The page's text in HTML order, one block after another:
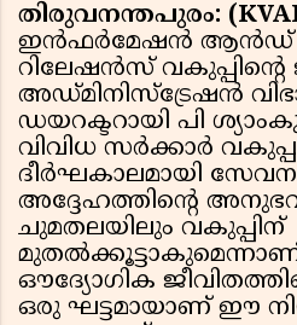
തിരുവനന്തപുരം:
ഇൻഫർമേഷൻ ആൻഡ്
റിലേഷൻസ്
അഡ്മിനിസ്ട്രേഷൻ
ഡയറക്ടറായി പി
വിവിധ സർക്കാർ
ദീർഘകാലമായി
അദ്ദേഹത്തിന്റെ
ചുമതലയിലും വകുപ്പിന്
ഔദ്യോഗിക
ഒരു ഘട്ടമായാണ് ഈ